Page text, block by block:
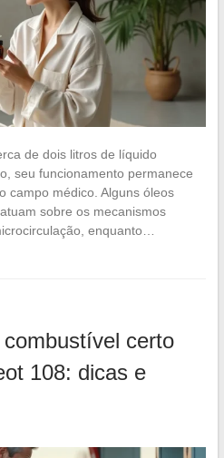
de dois litros de líquido
seu funcionamento permanece
campo médico. Alguns óleos
sobre os mecanismos
enquanto…
certo
108: dicas e